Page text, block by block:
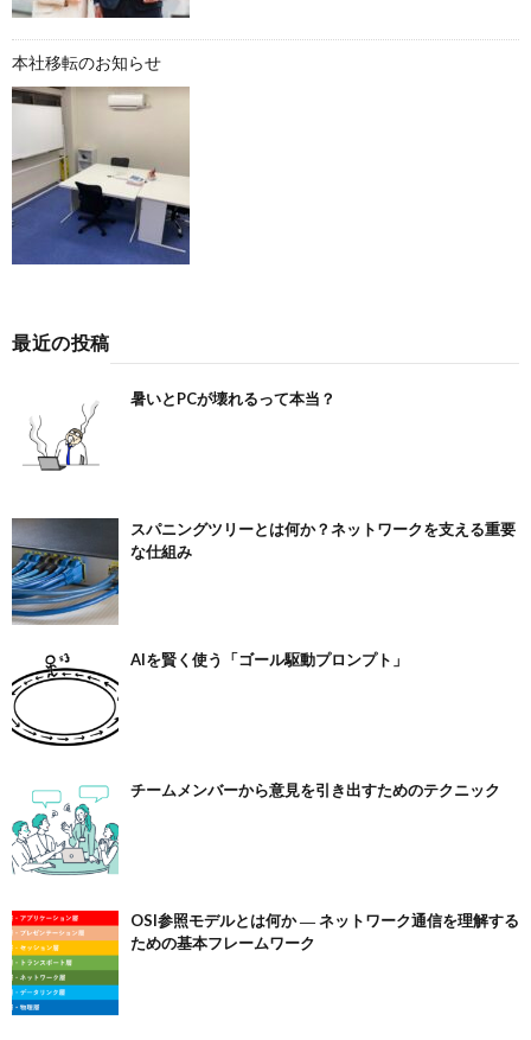
本社移転のお知らせ
最近の投稿
暑いとPCが壊れるって本当？
スパニングツリーとは何か？ネットワークを支える重要
な仕組み
AIを賢く使う「ゴール駆動プロンプト」
チームメンバーから意見を引き出すためのテクニック
OSI参照モデルとは何か ― ネットワーク通信を理解する
ための基本フレームワーク